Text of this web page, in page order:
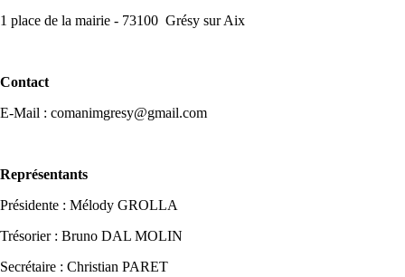
1 place de la mairie - 73100 Grésy sur Aix
Contact
E-Mail : comanimgresy@gmail.com
Représentants
Présidente : Mélody GROLLA
Trésorier : Bruno DAL MOLIN
Secrétaire : Christian PARET